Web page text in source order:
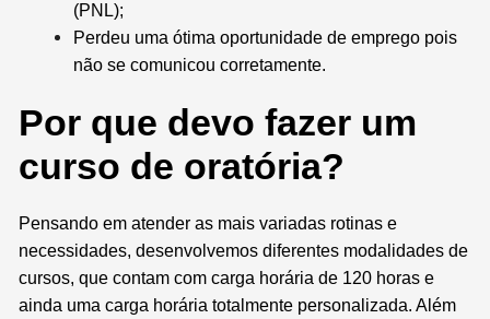
(PNL);
Perdeu uma ótima oportunidade de emprego pois
não se comunicou corretamente.
Por que devo fazer um
curso de oratória?
Pensando em atender as mais variadas rotinas e
necessidades, desenvolvemos diferentes modalidades de
cursos, que contam com carga horária de 120 horas e
ainda uma carga horária totalmente personalizada. Além